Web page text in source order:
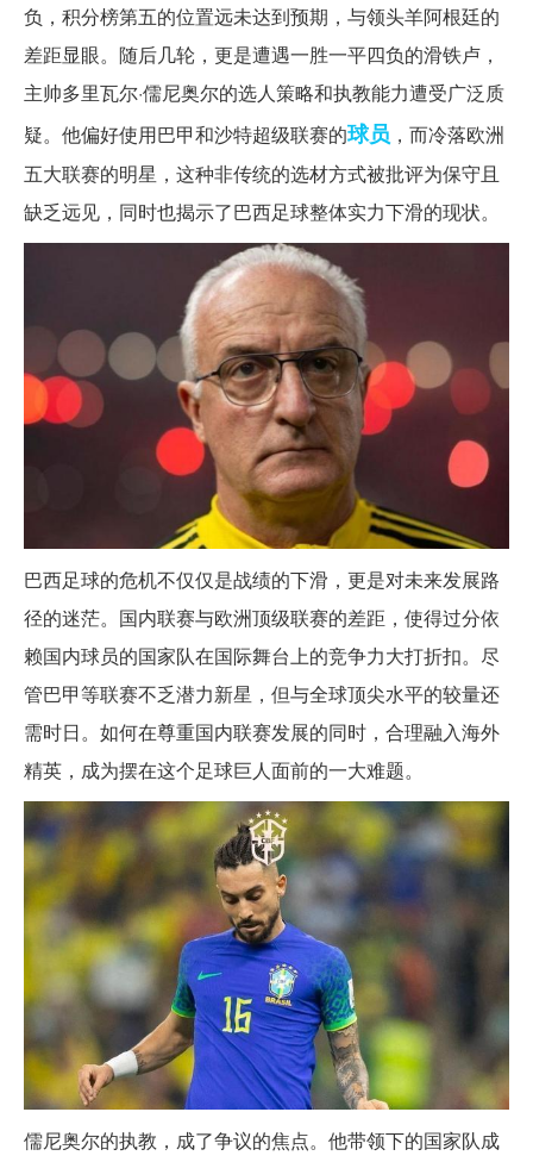
负，积分榜第五的位置远未达到预期，与领头羊阿根廷的
差距显眼。随后几轮，更是遭遇一胜一平四负的滑铁卢，
主帅多里瓦尔·儒尼奥尔的选人策略和执教能力遭受广泛质
疑。他偏好使用巴甲和沙特超级联赛的球员 ，而冷落欧洲
五大联赛的明星，这种非传统的选材方式被批评为保守且
缺乏远见，同时也揭示了巴西足球整体实力下滑的现状。
巴西足球的危机不仅仅是战绩的下滑，更是对未来发展路
径的迷茫。国内联赛与欧洲顶级联赛的差距，使得过分依
赖国内球员的国家队在国际舞台上的竞争力大打折扣。尽
管巴甲等联赛不乏潜力新星，但与全球顶尖水平的较量还
需时日。如何在尊重国内联赛发展的同时，合理融入海外
精英，成为摆在这个足球巨人面前的一大难题。
儒尼奥尔的执教，成了争议的焦点。他带领下的国家队成